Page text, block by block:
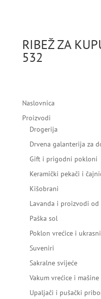
RIBEŽ ZA
532
Naslovnica
Proizvodi
Drogerija
Drvena galanterija za
Gift i prigodni pokloni
Keramički pekači i
Kišobrani
Lavanda i proizvodi od
Paška sol
Poklon vrećice i
Suveniri
Sakralne svijeće
Vakum vrećice i
Upaljači i pušački